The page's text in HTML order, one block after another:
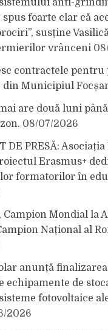
anti-
foarte clar că
susține
vrânceni
contractele pentru
din Municipiul
are două luni
08/07/2026
DE PRESĂ:
Erasmus+
formatorilor în
Campion Mondial la
Național al
anunță
echipamente de
fotovoltaice
2026